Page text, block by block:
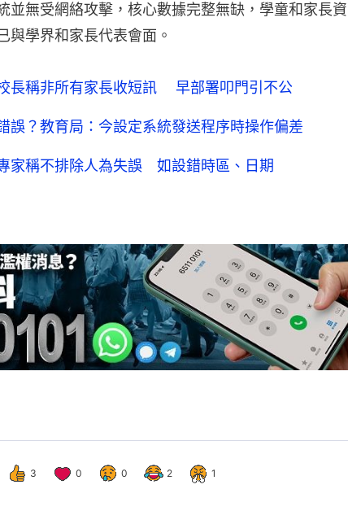
並無受網絡攻擊，核心數據完整無缺，學童和家長資
與學界和家長代表會面。
長稱非所有家長收短訊 早部署叩門引不公
誤？教育局：今設定系統發送程序時操作偏差
家稱不排除人為失誤 如設錯時區、日期
3 0 0 2 1